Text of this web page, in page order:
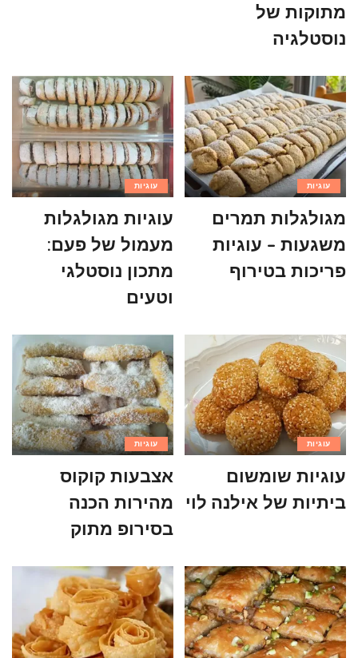
מתוקות של
נוסטלגיה
עוגיות
מגולגלות תמרים
משגעות – עוגיות
פריכות בטירוף
עוגיות
עוגיות מגולגלות
מעמול של פעם:
מתכון נוסטלגי
וטעים
עוגיות
עוגיות שומשום
ביתיות של אילנה לוי
עוגיות
אצבעות קוקוס
מהירות הכנה
בסירופ מתוק